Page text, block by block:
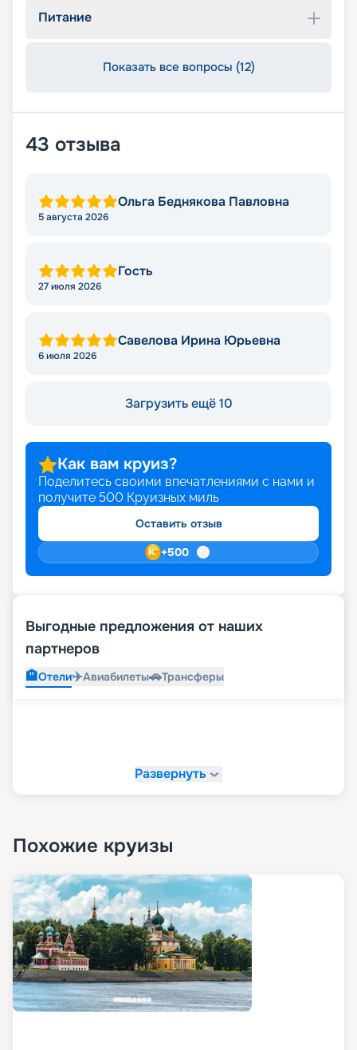
Питание
Показать все вопросы (12)
43 отзыва
Ольга Беднякова Павловна
5 августа 2026
Гость
27 июля 2026
Савелова Ирина Юрьевна
6 июля 2026
Загрузить ещё 10
Как вам круиз?
Поделитесь своими впечатлениями с нами и
получите 500 Круизных миль
Оставить отзыв
+500
Выгодные предложения от наших
партнеров
🏨Отели✈️Авиабилеты🚗Трансферы
Развернуть
Похожие круизы